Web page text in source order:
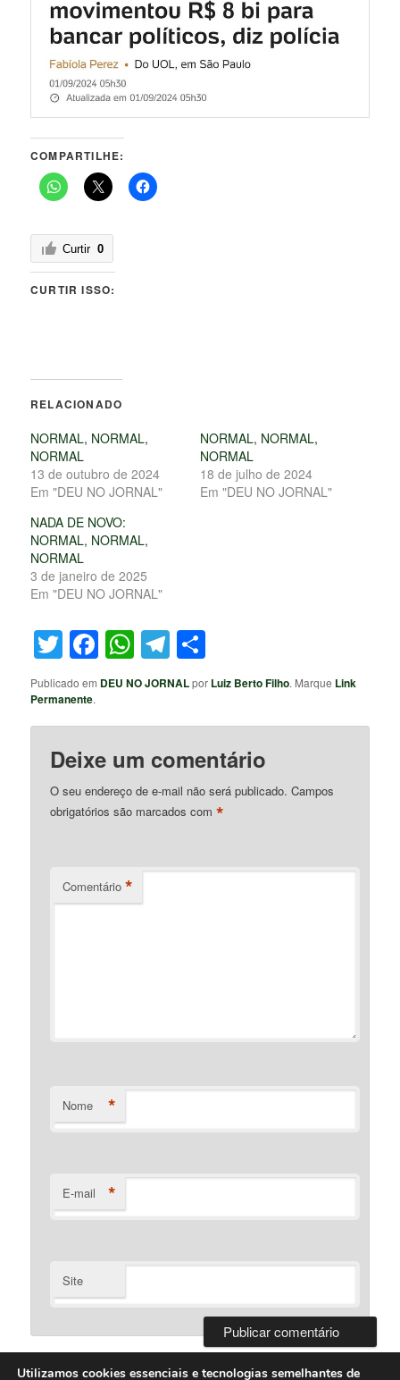
COMPARTILHE:
Curtir 0
CURTIR ISSO:
RELACIONADO
NORMAL, NORMAL,
NORMAL
13 de outubro de 2024
Em "DEU NO JORNAL"
NORMAL, NORMAL,
NORMAL
18 de julho de 2024
Em "DEU NO JORNAL"
NADA DE NOVO:
NORMAL, NORMAL,
NORMAL
3 de janeiro de 2025
Em "DEU NO JORNAL"
Twitter
Facebook
WhatsApp
Telegram
Publicado em DEU NO JORNALpor Luiz Berto Filho. Marque Link
Permanente.
Deixe um comentário
O seu endereço de e-mail não será publicado. Campos
obrigatórios são marcados com*
Comentário *
Nome *
E-mail *
Site
Utilizamos cookies essenciais e tecnologias semelhantes de